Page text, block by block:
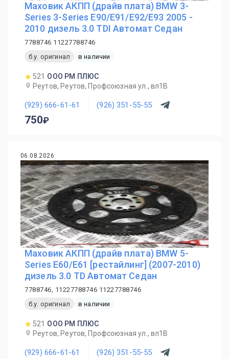
Маховик АКПП (драйв плата) BMW 3-
Series 3-Series E90/E91/E92/E93 2005 -
2010 дизель 3.0 TDI Автомат Седан
7788746 11227788746
б.у. оригинал
в наличии
521 ООО РМ ПЛЮС
Реутов, Реутов, Профсоюзная ул., вл1В
(929) 666-61-61 (926) 351-55-55
750
06.08.2026
Маховик АКПП (драйв плата) BMW 5-
Series E60/E61 [рестайлинг] (2007-2010)
дизель 3.0 TD Автомат Седан
7788746, 11227788746 11227788746
б.у. оригинал
в наличии
521 ООО РМ ПЛЮС
Реутов, Реутов, Профсоюзная ул., вл1В
(929) 666-61-61 (926) 351-55-55